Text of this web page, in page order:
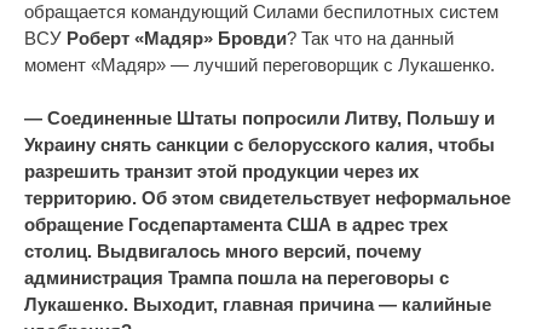
обращается командующий Силами беспилотных систем
ВСУ Роберт «Мадяр» Бровди? Так что на данный
момент «Мадяр» — лучший переговорщик с Лукашенко.
— Соединенные Штаты попросили Литву, Польшу и
Украину снять санкции с белорусского калия, чтобы
разрешить транзит этой продукции через их
территорию. Об этом свидетельствует неформальное
обращение Госдепартамента США в адрес трех
столиц. Выдвигалось много версий, почему
администрация Трампа пошла на переговоры с
Лукашенко. Выходит, главная причина — калийные